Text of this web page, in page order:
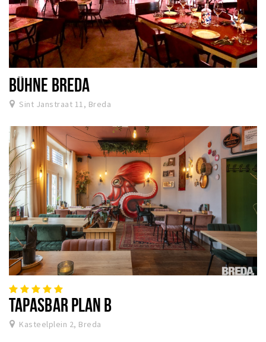
BÜHNE BREDA
Sint Janstraat 11, Breda
TAPASBAR PLAN B
Kasteelplein 2, Breda